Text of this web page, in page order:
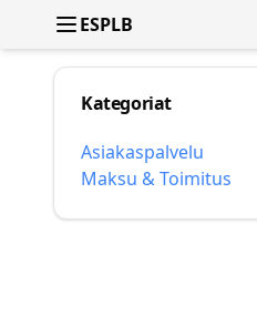
ESPLB
Kategoriat
Asiakaspalvelu
Maksu & Toimitus